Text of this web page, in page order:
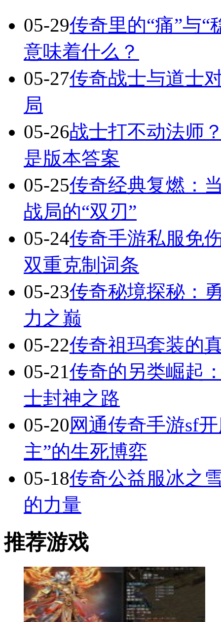
05-29传奇里的“痛”与“
意味着什么？
05-27传奇战士与道士
局
05-26战士打不动法师
是版本答案
05-25传奇经典复燃：
战局的“双刃”
05-24传奇手游私服免
双重克制词条
05-23传奇秘境探秘：
力之巅
05-22传奇祖玛套装的
05-21传奇的另类崛起
士封神之路
05-20网通传奇手游sf
主”的生死博弈
05-18传奇公益服冰之
的力量
推荐游戏